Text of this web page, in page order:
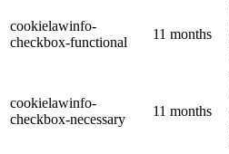
cookielawinfo-
checkbox-functional
11 months
cookielawinfo-
checkbox-necessary
11 months